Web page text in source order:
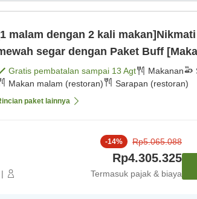
malam dengan 2 kali
segar dengan Paket Buff
Gratis pembatalan sampai 13 Agt Makanan
Makan malam (restoran)
Sarapan (restoran)
paket lainnya
|
-14% Rp5.065.088
Rp4.305.325
Termasuk pajak & biaya